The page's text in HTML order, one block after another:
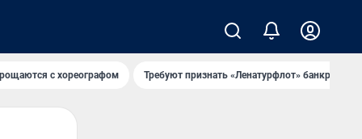
с хореографом Требуют признать «Ленатурфлот» банкротом